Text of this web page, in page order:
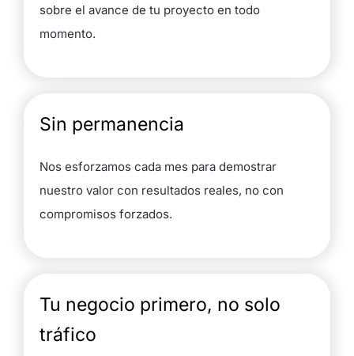
sobre el avance de tu proyecto en todo
momento.
Sin permanencia
Nos esforzamos cada mes para demostrar
nuestro valor con resultados reales, no con
compromisos forzados.
Tu negocio primero, no solo
tráfico